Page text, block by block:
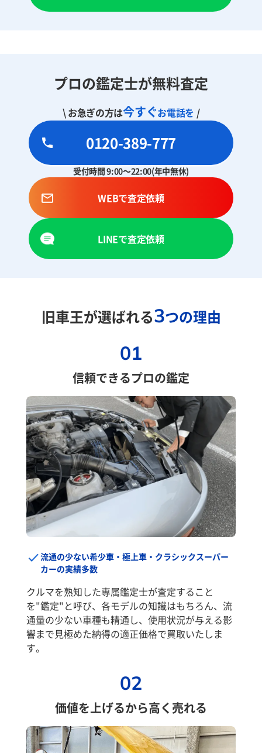
プロの鑑定士が無料査定
\ お急ぎの方は今すぐお電話を /
0120-389-777
受付時間 9:00～22:00(年中無休)
WEBで査定依頼
LINEで査定依頼
旧車王が選ばれる3つの理由
01
信頼できるプロの鑑定
流通の少ない希少車・極上車・クラシックスーパー
カーの実績多数
クルマを熟知した専属鑑定士が査定すること
を"鑑定"と呼び、各モデルの知識はもちろん、流
通量の少ない車種も精通し、使用状況が与える影
響まで見極めた納得の適正価格で買取いたしま
す。
02
価値を上げるから高く売れる